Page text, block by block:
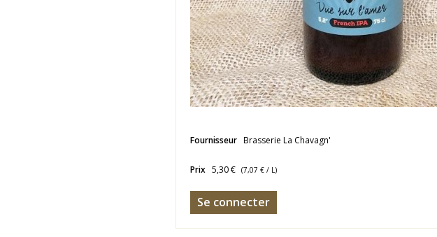
Fournisseur Brasserie La Chavagn'
Prix 5,30 € (7,07 € / L)
Se connecter